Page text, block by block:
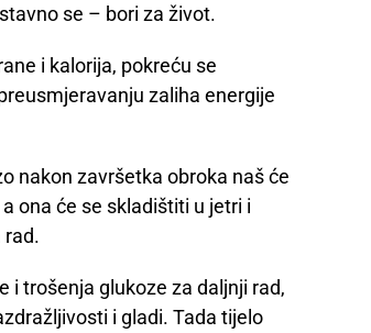
se – bori za život.
i kalorija, pokreću se
zaliha energije
nakon završetka obroka naš će
ona će se skladištiti u jetri i
rad.
i trošenja glukoze za daljnji rad,
i gladi. Tada tijelo